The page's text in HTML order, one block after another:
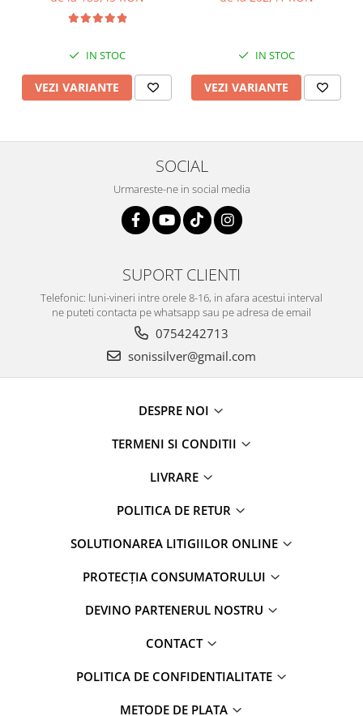
IN STOC
VEZI VARIANTE
IN STOC
VEZI VARIANTE
SOCIAL
Urmareste-ne in social media
SUPORT CLIENTI
Telefonic: luni-vineri intre orele 8-16, in afara acestui interval
ne puteti contacta pe whatsapp sau pe adresa de email
0754242713
sonissilver@gmail.com
DESPRE NOI
TERMENI SI CONDITII
LIVRARE
POLITICA DE RETUR
SOLUTIONAREA LITIGIILOR ONLINE
PROTECȚIA CONSUMATORULUI
DEVINO PARTENERUL NOSTRU
CONTACT
POLITICA DE CONFIDENTIALITATE
METODE DE PLATA